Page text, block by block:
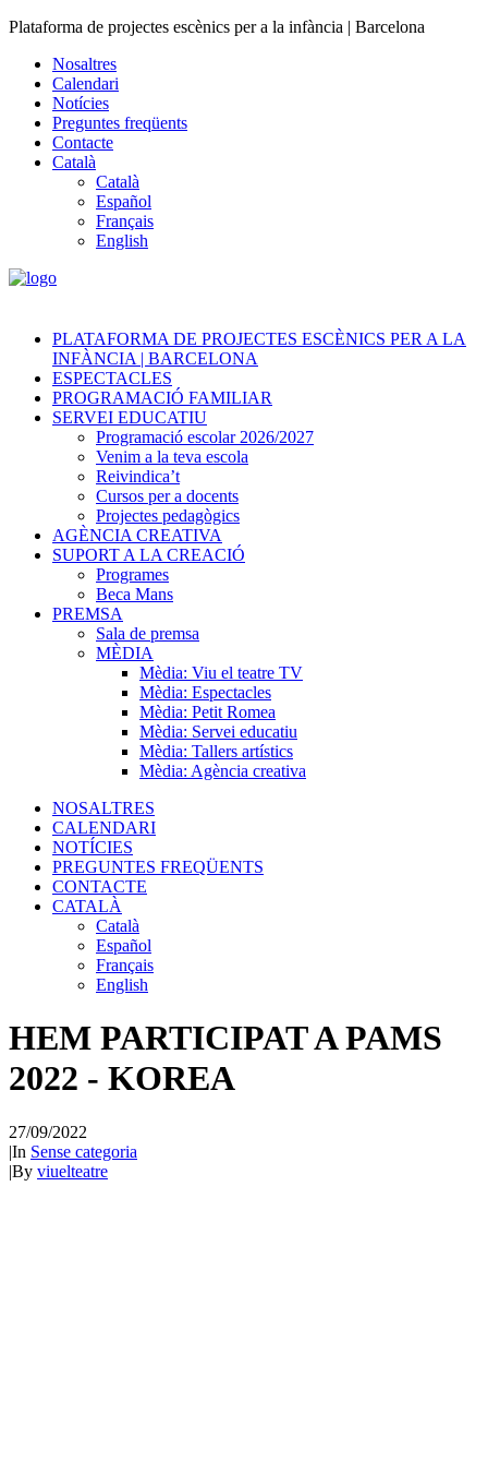
Plataforma de projectes escènics per a la infància | Barcelona
Nosaltres
Calendari
Notícies
Preguntes freqüents
Contacte
Català
Català
Español
Français
English
PLATAFORMA DE PROJECTES ESCÈNICS PER A LA
INFÀNCIA | BARCELONA
ESPECTACLES
PROGRAMACIÓ FAMILIAR
SERVEI EDUCATIU
Programació escolar 2026/2027
Venim a la teva escola
Reivindica’t
Cursos per a docents
Projectes pedagògics
AGÈNCIA CREATIVA
SUPORT A LA CREACIÓ
Programes
Beca Mans
PREMSA
Sala de premsa
MÈDIA
Mèdia: Viu el teatre TV
Mèdia: Espectacles
Mèdia: Petit Romea
Mèdia: Servei educatiu
Mèdia: Tallers artístics
Mèdia: Agència creativa
NOSALTRES
CALENDARI
NOTÍCIES
PREGUNTES FREQÜENTS
CONTACTE
CATALÀ
Català
Español
Français
English
HEM PARTICIPAT A PAMS
2022 - KOREA
27/09/2022
|In Sense categoria
|By viuelteatre